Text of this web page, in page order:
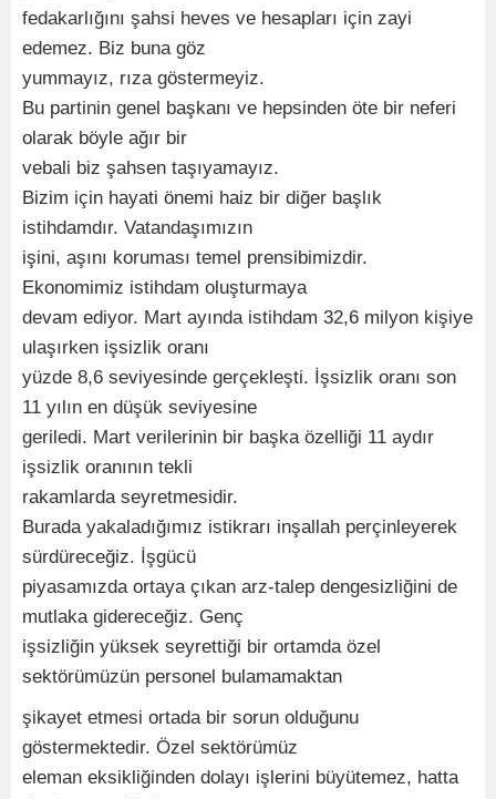
fedakarlığını şahsi heves ve hesapları için zayi
edemez. Biz buna göz
yummayız, rıza göstermeyiz.
Bu partinin genel başkanı ve hepsinden öte bir neferi
olarak böyle ağır bir
vebali biz şahsen taşıyamayız.
Bizim için hayati önemi haiz bir diğer başlık
istihdamdır. Vatandaşımızın
işini, aşını koruması temel prensibimizdir.
Ekonomimiz istihdam oluşturmaya
devam ediyor. Mart ayında istihdam 32,6 milyon kişiye
ulaşırken işsizlik oranı
yüzde 8,6 seviyesinde gerçekleşti. İşsizlik oranı son
11 yılın en düşük seviyesine
geriledi. Mart verilerinin bir başka özelliği 11 aydır
işsizlik oranının tekli
rakamlarda seyretmesidir.
Burada yakaladığımız istikrarı inşallah perçinleyerek
sürdüreceğiz. İşgücü
piyasamızda ortaya çıkan arz-talep dengesizliğini de
mutlaka gidereceğiz. Genç
işsizliğin yüksek seyrettiği bir ortamda özel
sektörümüzün personel bulamamaktan
şikayet etmesi ortada bir sorun olduğunu
göstermektedir. Özel sektörümüz
eleman eksikliğinden dolayı işlerini büyütemez, hatta